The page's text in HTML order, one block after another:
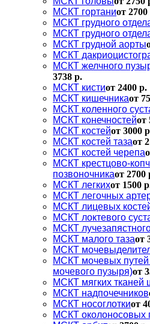
МСКТ гортаниот 2700
МСКТ грудного
МСКТ грудного
МСКТ грудной аорты
МСКТ
МСКТ желчного
3738 р.
МСКТ кистиот 2400 р.
МСКТ кишечникаот
МСКТ коленного
МСКТ конечностейот
МСКТ костейот 3000
МСКТ костей тазаот
МСКТ костей черепа
МСКТ крестцово-
позвоночникаот 2700
МСКТ легкихот 1500
МСКТ легочных
МСКТ лицевых
МСКТ локтевого
МСКТ
МСКТ малого тазаот
МСКТ
МСКТ мочевых путей
мочевого пузыря)от
МСКТ мягких тканей
МСКТ надпочечников
МСКТ носоглоткиот
МСКТ околоносовых